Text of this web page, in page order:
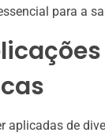
para a
aplicadas de